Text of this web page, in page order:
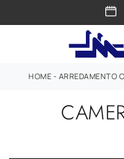
HOME - ARREDAMENTO